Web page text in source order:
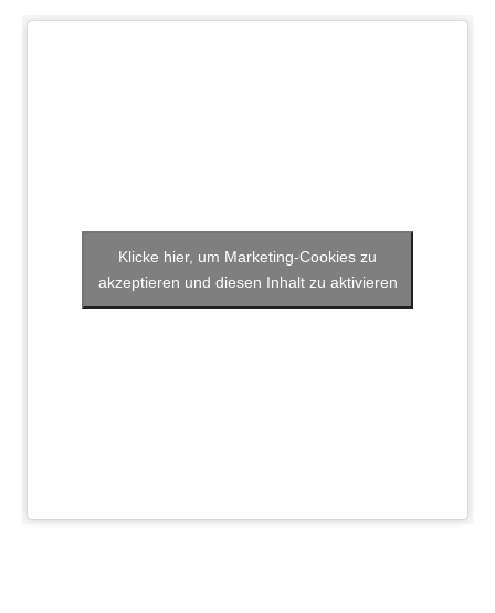
Klicke hier, um Marketing-Cookies zu
akzeptieren und diesen Inhalt zu aktivieren